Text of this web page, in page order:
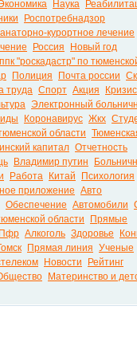
Наука
Роспотребнадзор
курортное лечение
Россия
Новый год
"роскадастр" по
Полиция Почта россии
труда Спорт Акция
Кризис
Электронный
Коронавирус Жкх
области
капитал Отчетность
Владимир путин
Работа Китай
Психология
приложение Авто
Обеспечение Автомобили
области
Прямые
Алкоголь Здоровье
Прямая линия Ученые
Новости
Рейтинг
Материнство и